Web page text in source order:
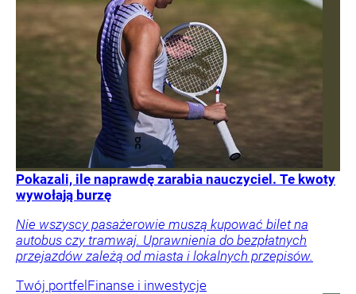
Pokazali, ile naprawdę zarabia nauczyciel. Te kwoty
wywołają burzę
Nie wszyscy pasażerowie muszą kupować bilet na
autobus czy tramwaj. Uprawnienia do bezpłatnych
przejazdów zależą od miasta i lokalnych przepisów.
Twój portfelFinanse i inwestycje